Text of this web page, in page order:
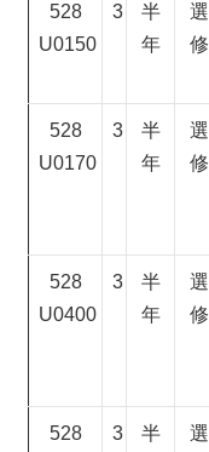
528
U0150
3
半
年
選
修
528
U0170
3
半
年
選
修
528
U0400
3
半
年
選
修
528
3
半
選